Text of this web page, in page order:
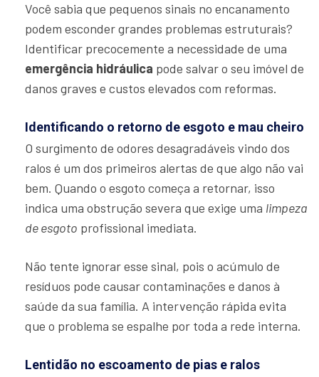
Você sabia que pequenos sinais no encanamento
podem esconder grandes problemas estruturais?
Identificar precocemente a necessidade de uma
emergência hidráulica pode salvar o seu imóvel de
danos graves e custos elevados com reformas.
Identificando o retorno de esgoto e mau cheiro
O surgimento de odores desagradáveis vindo dos
ralos é um dos primeiros alertas de que algo não vai
bem. Quando o esgoto começa a retornar, isso
indica uma obstrução severa que exige uma limpeza
de esgoto profissional imediata.
Não tente ignorar esse sinal, pois o acúmulo de
resíduos pode causar contaminações e danos à
saúde da sua família. A intervenção rápida evita
que o problema se espalhe por toda a rede interna.
Lentidão no escoamento de pias e ralos